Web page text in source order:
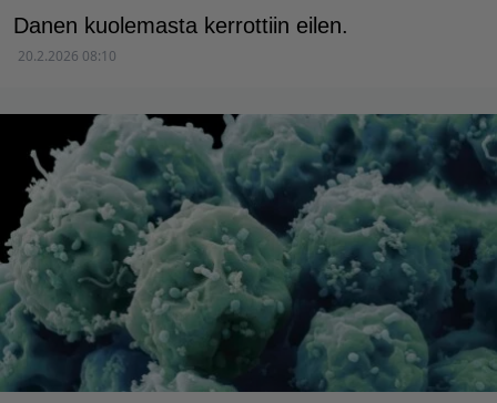
Danen kuolemasta kerrottiin eilen.
20.2.2026 08:10